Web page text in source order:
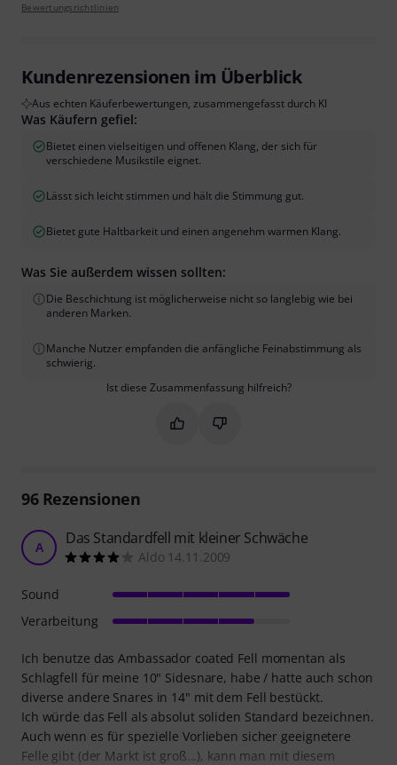
Bewertungsrichtlinien
Kundenrezensionen im Überblick
Aus echten Käuferbewertungen, zusammengefasst durch KI
Was Käufern gefiel:
Bietet einen vielseitigen und offenen Klang, der sich für
verschiedene Musikstile eignet.
Lässt sich leicht stimmen und hält die Stimmung gut.
Bietet gute Haltbarkeit und einen angenehm warmen Klang.
Was Sie außerdem wissen sollten:
Die Beschichtung ist möglicherweise nicht so langlebig wie bei
anderen Marken.
Manche Nutzer empfanden die anfängliche Feinabstimmung als
schwierig.
Ist diese Zusammenfassung hilfreich?
Markieren Sie diese
Markieren Sie diese
96Rezensionen
A Das Standardfell mit kleiner Schwäche
Aldo 14.11.2009
Ich benutze das Ambassador coated Fell momentan als
Schlagfell für meine 10" Sidesnare, habe / hatte auch schon
diverse andere Snares in 14" mit dem Fell bestückt.
Ich würde das Fell als absolut soliden Standard bezeichnen.
Auch wenn es für spezielle Vorlieben sicher geeignetere
Felle gibt (der Markt ist groß...), kann man mit diesem
Sound
Verarbeitung